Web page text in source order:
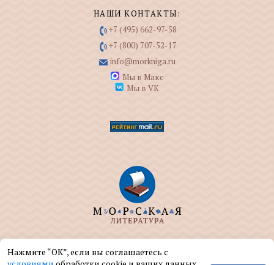
НАШИ КОНТАКТЫ:
+7 (495) 662-97-58
+7 (800) 707-52-17
info@morkniga.ru
Мы в Макс
Мы в VK
ООО "МОРКНИГА" занимается изданием и
реализацией книг на морскую тематику.
Нажмите “ОК”, если вы соглашаетесь с